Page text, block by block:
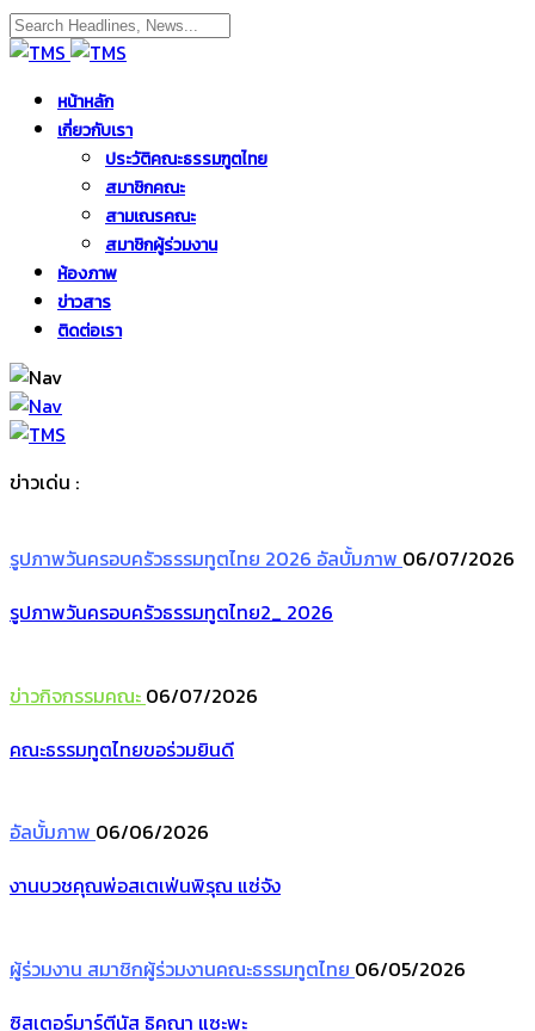
หน้าหลัก
เกี่ยวกับเรา
ประวัติคณะธรรมฑูตไทย
สมาชิกคณะ
สามเณรคณะ
สมาชิกผู้ร่วมงาน
ห้องภาพ
ข่าวสาร
ติดต่อเรา
ข่าวเด่น :
รูปภาพวันครอบครัวธรรมทูตไทย 2026 อัลบั้มภาพ 06/07/2026
รูปภาพวันครอบครัวธรรมทูตไทย2_ 2026
ข่าวกิจกรรมคณะ 06/07/2026
คณะธรรมทูตไทยขอร่วมยินดี
อัลบั้มภาพ 06/06/2026
งานบวชคุณพ่อสเตเฟ่นพิรุณ แซ่จัง
ผู้ร่วมงาน สมาชิกผู้ร่วมงานคณะธรรมทูตไทย 06/05/2026
ซิสเตอร์มาร์ตีนัส ธิคณา แซะพะ